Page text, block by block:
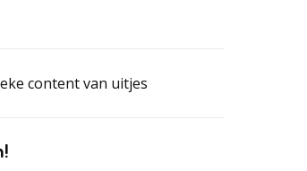
content van uitjes